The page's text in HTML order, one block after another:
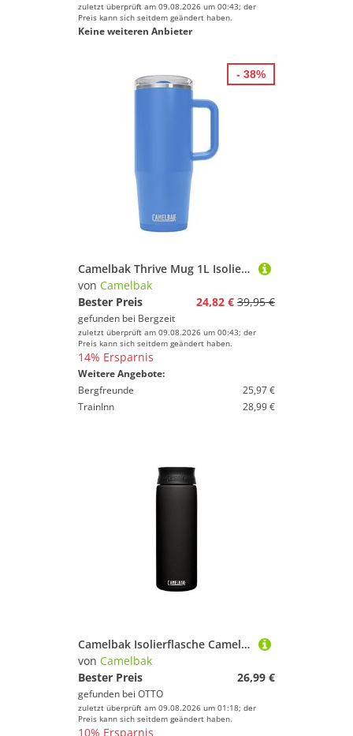
zuletzt überprüft am 09.08.2026 um 00:43; der
Preis kann sich seitdem geändert haben.
Keine weiteren Anbieter
Camelbak Thrive Mug 1L Isolierbecher
von Camelbak
Bester Preis
24,82 € 39,95 €
gefunden bei Bergzeit
zuletzt überprüft am 09.08.2026 um 00:43; der
Preis kann sich seitdem geändert haben.
14% Ersparnis
Weitere Angebote:
Bergfreunde
25,97 €
TrainInn
28,99 €
- 38%
Camelbak Isolierflasche CamelBak Hot Cap Vakuumisolierte Edelstahlflasche Schwarz
von Camelbak
Bester Preis
26,99 €
gefunden bei OTTO
zuletzt überprüft am 09.08.2026 um 01:18; der
Preis kann sich seitdem geändert haben.
10% Ersparnis